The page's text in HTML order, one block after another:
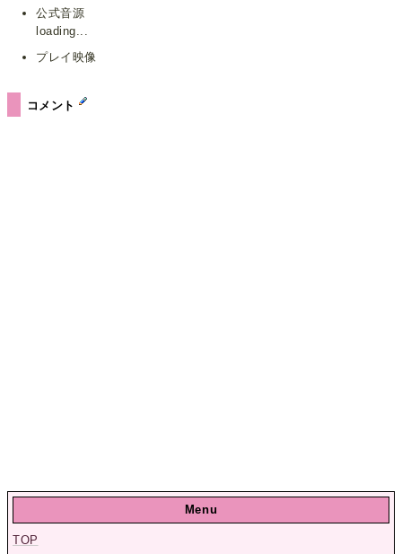
公式音源
loading...
プレイ映像
コメント
Menu
TOP